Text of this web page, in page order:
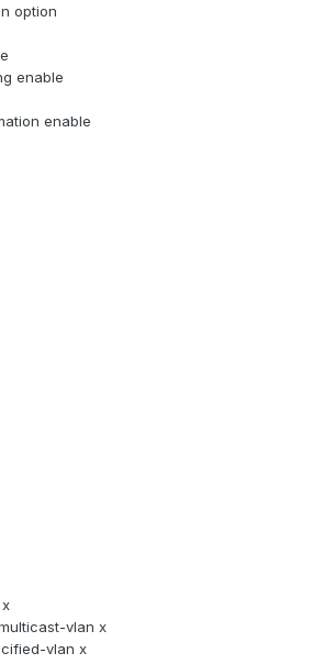
option
enable
enable
vlan x
vlan x